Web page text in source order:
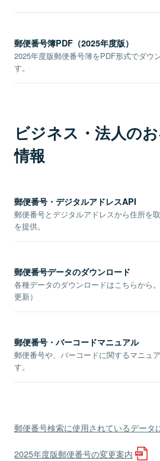
郵便番号簿PDF（2025年度版）
2025年度版郵便番号簿をPDF形式でダウ
す。
ビジネス・法人の
情報
郵便番号・デジタルアドレスAPI
郵便番号とデジタルアドレスから住所を
を提供。
郵便番号データのダウンロード
各種データのダウンロードはこちらから
更新）
郵便番号・バーコードマニュアル
郵便番号や、バーコードに関するマニュ
す。
郵便番号検索に使用されているデータ
2025年度版郵便番号の変更案内